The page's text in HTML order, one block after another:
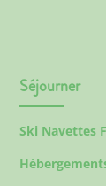
Séjourner
Ski Navettes